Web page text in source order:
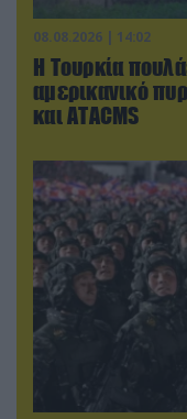
08.08.2026 | 14:02
Η Τουρκία
αμερικανικό
και ΑΤΑCMS